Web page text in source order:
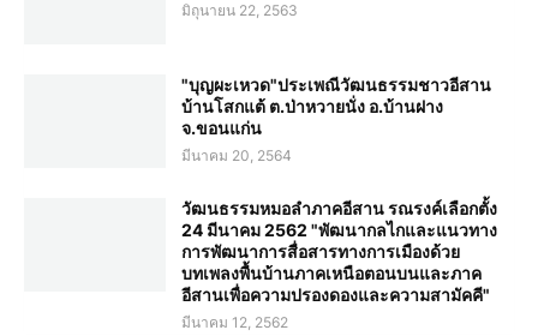
มิถุนายน 22, 2563
"บุญผะเหวด"ประเพณีวัฒนธรรมชาวอีสาน
บ้านโสกแต้ ต.ป่าหวายนั่ง อ.บ้านฝาง
จ.ขอนแก่น
มีนาคม 20, 2564
วัฒนธรรมหมอลำภาคอีสาน รณรงค์เลือกตั้ง
24 มีนาคม 2562 "พัฒนากลไกและแนวทาง
การพัฒนาการสื่อสารทางการเมืองด้วย
บทเพลงพื้นบ้านภาคเหนือตอนบนและภาค
อีสานเพื่อความปรองดองและความสามัคคี"
มีนาคม 12, 2562